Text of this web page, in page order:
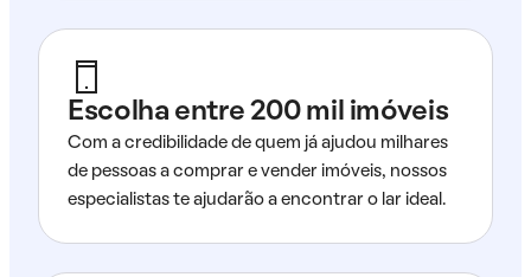
Escolha entre 200 mil imóveis
Com a credibilidade de quem já ajudou milhares
de pessoas a comprar e vender imóveis, nossos
especialistas te ajudarão a encontrar o lar ideal.